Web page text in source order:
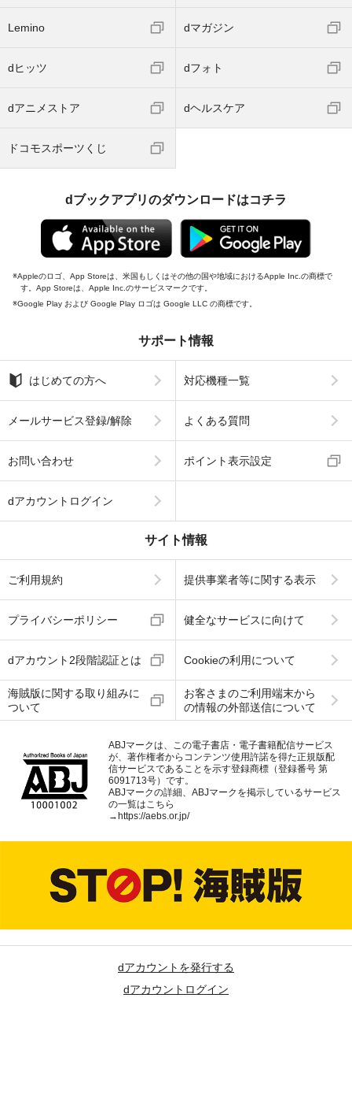
Lemino dマガジン
dヒッツ dフォト
dアニメストア dヘルスケア
ドコモスポーツくじ
dブックアプリのダウンロードはコチラ
Appleのロゴ、App Storeは、米国もしくはその他の国や地域におけるApple Inc.の商標で
す。App Storeは、Apple Inc.のサービスマークです。
Google Play および Google Play ロゴは Google LLC の商標です。
サポート情報
はじめての方へ 対応機種一覧
メールサービス登録/解除 よくある質問
お問い合わせ ポイント表示設定
dアカウントログイン
サイト情報
ご利用規約 提供事業者等に関する表示
プライバシーポリシー 健全なサービスに向けて
dアカウント2段階認証とは Cookieの利用について
海賊版に関する取り組みに
ついて
お客さまのご利用端末から
の情報の外部送信について
ABJマークは、この電子書店・電子書籍配信サービス
が、著作権者からコンテンツ使用許諾を得た正規版配
信サービスであることを示す登録商標（登録番号 第
6091713号）です。
ABJマークの詳細、ABJマークを掲示しているサービス
の一覧はこちら
→https://aebs.or.jp/
dアカウントを発行する
dアカウントログイン